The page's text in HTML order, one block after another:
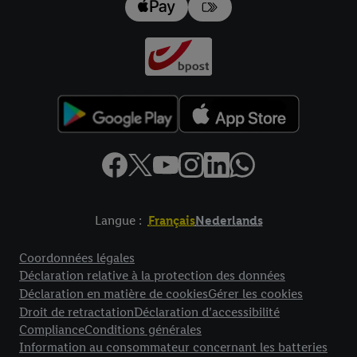
Langue : FrançaisNederlands
Coordonnées légales
Déclaration relative à la protection des données
Déclaration en matière de cookiesGérer les cookies
Droit de retractationDéclaration d’accessibilité
ComplianceConditions générales
Information au consommateur concernant les batteries
Vous trouverez les impressions ici.